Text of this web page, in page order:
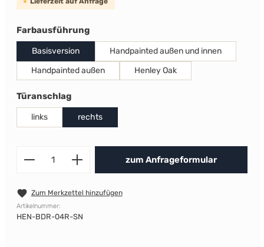
Farbausführungauswählen
Basisversion
Handpainted außen und innen
Handpainted außen
Henley Oak
Türanschlagauswählen
links rechts
Produkt Anzahl: Gib den
zum Anfrageformular
Zum Merkzettel hinzufügen
Artikelnummer:
HEN-BDR-04R-SN